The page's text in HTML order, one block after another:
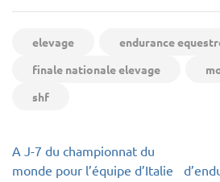
elevage
endurance
finale nationale elevage
shf
Navigation
de
A J-7 du championnat du
monde pour l’équipe d’Italie